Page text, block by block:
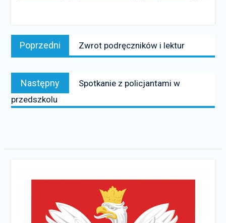
Nawigacja
wpisu
Poprzedni
news:
Zwrot podręczników i lektur
Następny
news:
Spotkanie z policjantami w
przedszkolu